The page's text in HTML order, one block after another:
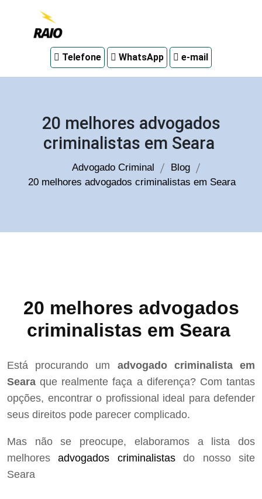
em
Telefone WhatsApp e-mail
20 melhores advogados
criminalistas em Seara
Advogado Criminal
Blog
20 melhores advogados criminalistas em Seara
20 melhores advogados
criminalistas em Seara
Está procurando um advogado criminalista em
Seara que realmente faça a diferença? Com tantas
opções, encontrar o profissional ideal para defender
seus direitos pode parecer complicado.
Mas não se preocupe, elaboramos a lista dos
melhoresadvogados criminalistasdo nosso site
Seara